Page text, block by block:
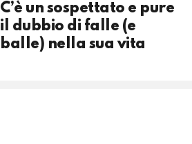
C’è un sospettato e pure
il dubbio di falle (e
balle) nella sua vita